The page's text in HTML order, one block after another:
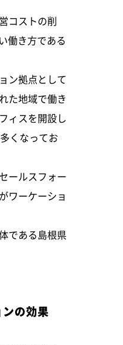
コストの削
働き方である
ン拠点として
た地域で働き
ィスを開設し
くなってお
ールスフォー
ワーケーショ
である島根県
の効果